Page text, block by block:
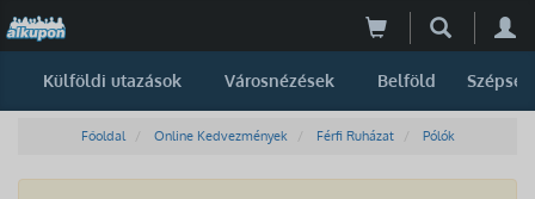
Külföldi utazások Városnézések Belföld Szépség
Főoldal Online Kedvezmények Férfi Ruházat Pólók